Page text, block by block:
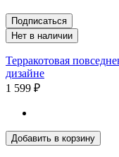
Подписаться
Нет в наличии
Терракотовая
дизайне
1 599 ₽
Добавить в корзину